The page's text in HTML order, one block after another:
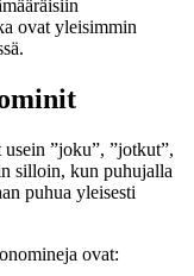
ovat yleisimmin
”joku”, ”jotkut”,
silloin, kun puhujalla
puhua yleisesti
ovat: